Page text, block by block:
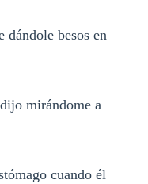
dándole besos en
mirándome a
cuando él